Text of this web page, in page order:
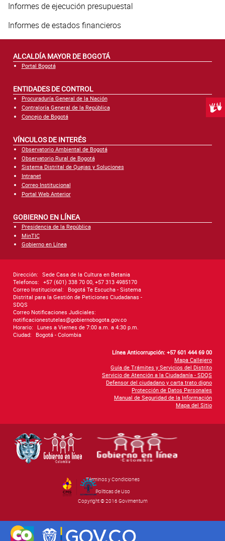
Informes de ejecución presupuestal
Informes de estados financieros
ALCALDÍA MAYOR DE BOGOTÁ
Portal Bogotá
ENTIDADES DE CONTROL
Procuraduría General de la Nación
Contraloría General de la República
Concejo de Bogotá
VÍNCULOS DE INTERÉS
Observatorio Ambiental de Bogotá
Observatorio Rural de Bogotá
Sistema Distrital de Quejas y Soluciones
Intranet
Correo Institucional
Portal Web Anterior
GOBIERNO EN LÍNEA
Presidencia de la República
MinTIC
Gobierno en Línea
Dirección: Sede Casa de la Cultura en Betania
Telefonos: +57 (601) 338 70 00, +57 313 4985170
Correo Institucional:
Bogotá Te Escucha - Sistema
Distrital para la Gestión de Peticiones Ciudadanas -
SDQS
Correo Notificaciones Judiciales:
notificacionestutelas@gobiernobogota.gov.co
Horario:
Lunes a Viernes de 7:00 a.m. a 4:30 p.m.
Ciudad:
Bogotá - Colombia
Línea Anticorrupción: +57 601 444 69 00
Mapa Callejero
Guía de Trámites y Servicios del Distrito
Servicio de Atención a la Ciudadanía - SDQS
Defensor del ciudadano y carta trato digno
Protección de Datos Personales
Manual de Seguridad de la Información
Mapa del Sitio
Términos y Condiciones
Políticas de Uso
Copyright © 2016 Govimentum
By Govimentum